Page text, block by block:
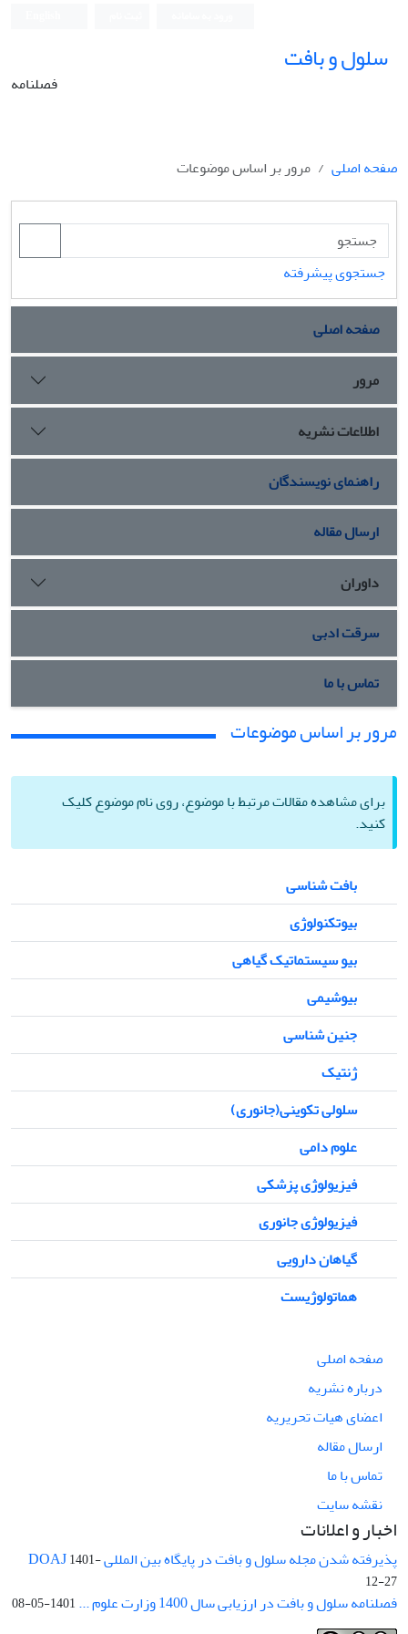
سلول و بافت
فصلنامه
صفحه اصلی مرور بر اساس موضوعات
جستجوی پیشرفته
صفحه اصلی
مرور
اطلاعات نشریه
راهنمای نویسندگان
ارسال مقاله
داوران
سرقت ادبی
تماس با ما
مرور بر اساس موضوعات
برای مشاهده مقالات مرتبط با موضوع، روی نام موضوع کلیک
کنید.
بافت شناسی
بیوتکنولوژی
بیو سیستماتیک گیاهی
بیوشیمی
جنین شناسی
ژنتیک
سلولی تکوینی(جانوری)
علوم دامی
فیزیولوژی پزشکی
فیزیولوژی جانوری
گیاهان دارویی
هماتولوژیست
صفحه اصلی
درباره نشریه
اعضای هیات تحریریه
ارسال مقاله
تماس با ما
نقشه سایت
اخبار و اعلانات
پذیرفته شدن مجله سلول و بافت در پایگاه بین المللی DOAJ1401-
12-27
فصلنامه سلول و بافت در ارزیابی سال 1400 وزارت علوم ... 1401-05-08